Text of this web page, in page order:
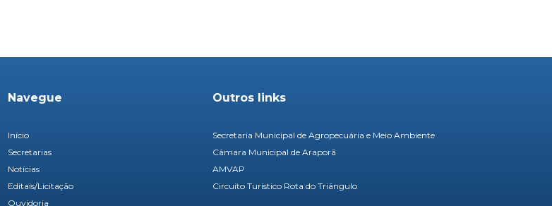
Navegue
Início
Secretarias
Notícias
Editais/Licitação
Ouvidoria
Outros links
Secretaria Municipal de Agropecuária e Meio Ambiente
Câmara Municipal de Araporã
AMVAP
Circuito Turístico Rota do Triângulo